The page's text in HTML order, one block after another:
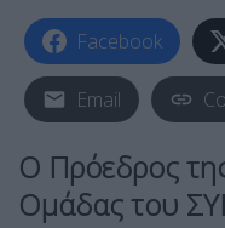
Facebook
Email
Ο Πρόεδρος
Ομάδας του